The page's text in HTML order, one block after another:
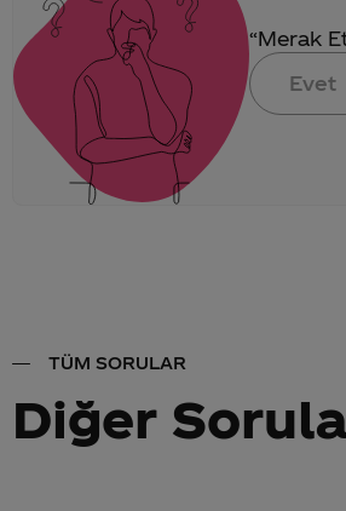
“Merak
Evet
TÜM SORULAR
Diğer